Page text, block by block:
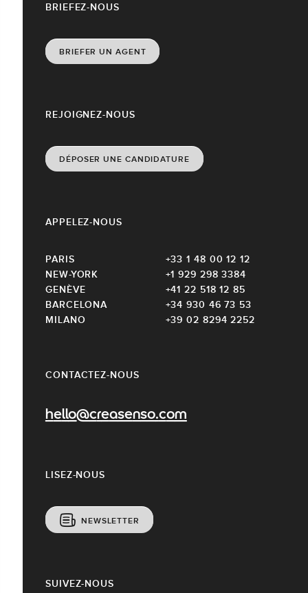
CONTACTEZ-NOUS
hello@creasenso.com
REJOIGNEZ-NOUS
DÉPOSER UNE CANDIDATURE
LISEZ-NOUS
NEWSLETTER
APPELEZ-NOUS
PARIS
+33 1 48 00 12 12
NEW-YORK
+1 929 298 3384
GENÈVE
+41 22 518 12 85
BARCELONA
+34 930 46 73 53
MILANO
+39 02 8294 2252
BRIEFEZ-NOUS
BRIEFER UN AGENT
SUIVEZ-NOUS